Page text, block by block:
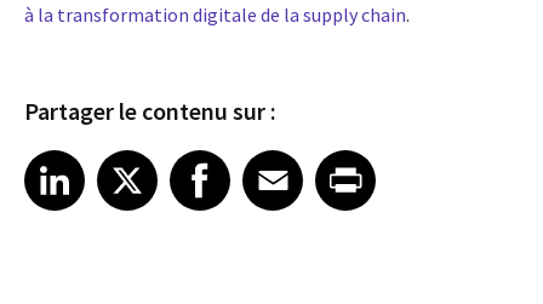
à la transformation digitale de la supply chain.
Partager le contenu sur :
Share article on LinkedIn
LinkedIn
Share article on XShare article on Facebook
Facebook
Share article on Email
EmailShare article on Print